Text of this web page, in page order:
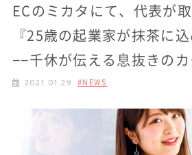
ECのミカタにて、代表が
『25歳の起業家が抹茶に
−−千休が伝える息抜きのカ
2021.01.29 NEWS